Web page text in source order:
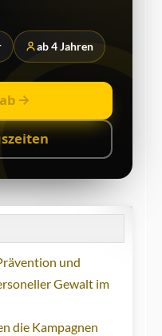
ab 4 Jahren
und
Gewalt im
die Kampagnen